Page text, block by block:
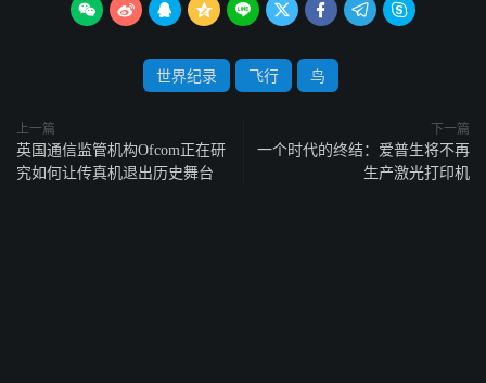
        
世界纪录 飞行 鸟
上一篇
英国通信监管机构Ofcom正在研
究如何让传真机退出历史舞台
下一篇
一个时代的终结：爱普生将不再
生产激光打印机